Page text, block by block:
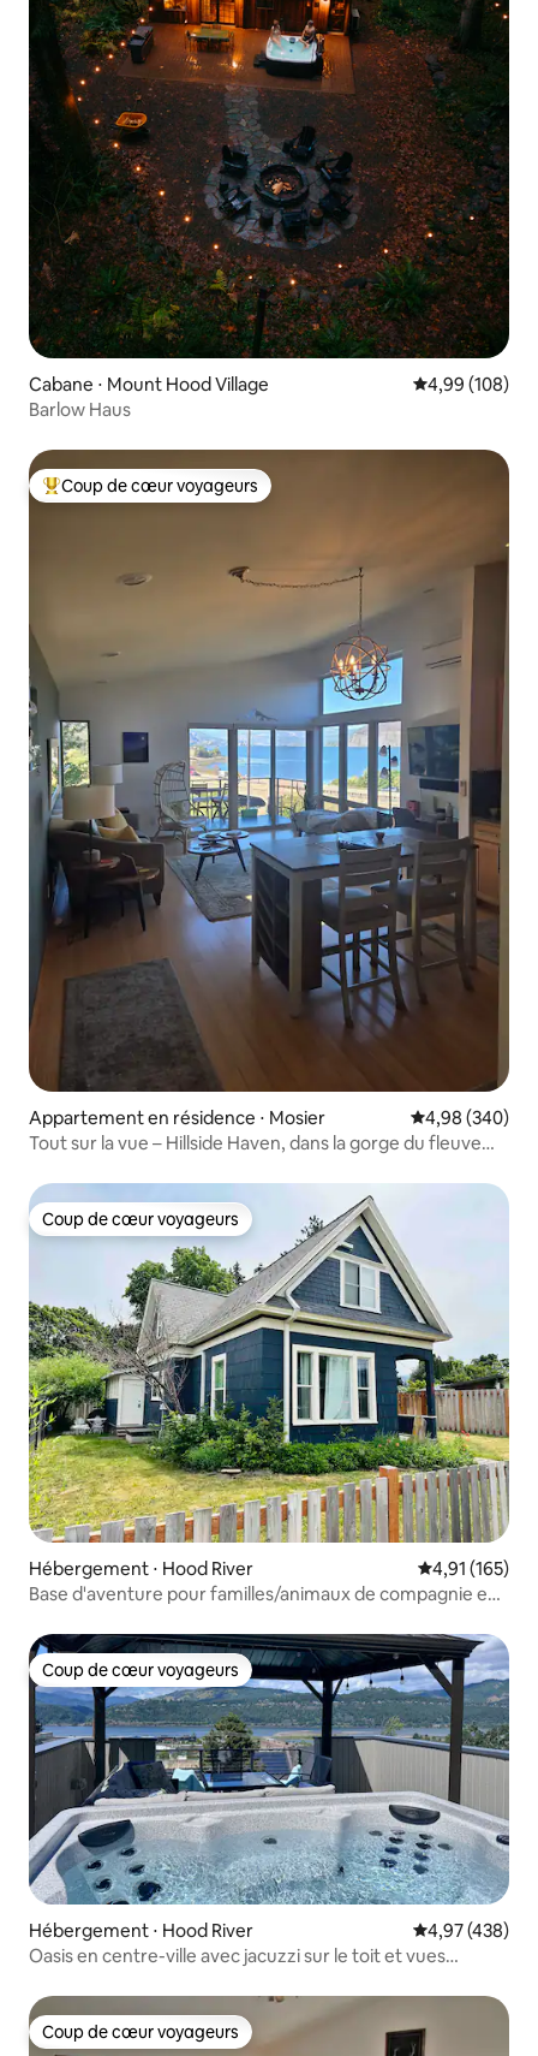
Cabane ⋅ Mount Hood Village Évaluation
4,99 (108)
Barlow Haus
Coups de cœur voyageurs les plus appréciés
Coup de cœur voyageurs
Appartement en résidence ⋅ Mosier Évaluation
4,98 (340)
Tout sur la vue – Hillside Haven, dans la gorge du fleuve
Coup de cœur voyageurs
Coup de cœur voyageurs
Hébergement ⋅ Hood River Évaluation
4,91 (165)
Base d'aventure pour familles/animaux de compagnie en
Coup de cœur voyageurs
Coup de cœur voyageurs
Hébergement ⋅ Hood River Évaluation
4,97 (438)
Oasis en centre-ville avec jacuzzi sur le toit et vues
Coup de cœur voyageurs
Coup de cœur voyageurs